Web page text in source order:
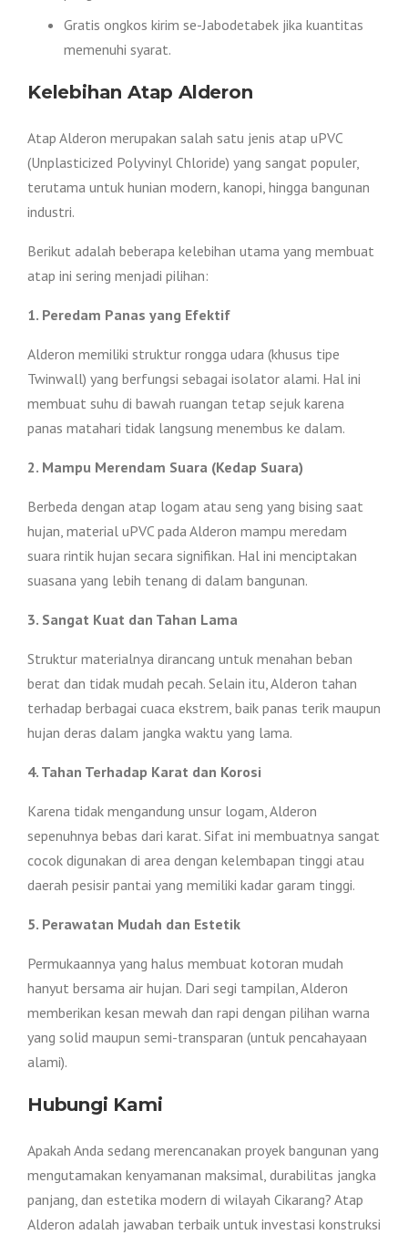
Gratis ongkos kirim se-Jabodetabek jika kuantitas
memenuhi syarat.
Kelebihan Atap Alderon
Atap Alderon merupakan salah satu jenis atap uPVC
(Unplasticized Polyvinyl Chloride) yang sangat populer,
terutama untuk hunian modern, kanopi, hingga bangunan
industri.
Berikut adalah beberapa kelebihan utama yang membuat
atap ini sering menjadi pilihan:
1. Peredam Panas yang Efektif
Alderon memiliki struktur rongga udara (khusus tipe
Twinwall) yang berfungsi sebagai isolator alami. Hal ini
membuat suhu di bawah ruangan tetap sejuk karena
panas matahari tidak langsung menembus ke dalam.
2. Mampu Merendam Suara (Kedap Suara)
Berbeda dengan atap logam atau seng yang bising saat
hujan, material uPVC pada Alderon mampu meredam
suara rintik hujan secara signifikan. Hal ini menciptakan
suasana yang lebih tenang di dalam bangunan.
3. Sangat Kuat dan Tahan Lama
Struktur materialnya dirancang untuk menahan beban
berat dan tidak mudah pecah. Selain itu, Alderon tahan
terhadap berbagai cuaca ekstrem, baik panas terik maupun
hujan deras dalam jangka waktu yang lama.
4. Tahan Terhadap Karat dan Korosi
Karena tidak mengandung unsur logam, Alderon
sepenuhnya bebas dari karat. Sifat ini membuatnya sangat
cocok digunakan di area dengan kelembapan tinggi atau
daerah pesisir pantai yang memiliki kadar garam tinggi.
5. Perawatan Mudah dan Estetik
Permukaannya yang halus membuat kotoran mudah
hanyut bersama air hujan. Dari segi tampilan, Alderon
memberikan kesan mewah dan rapi dengan pilihan warna
yang solid maupun semi-transparan (untuk pencahayaan
alami).
Hubungi Kami
Apakah Anda sedang merencanakan proyek bangunan yang
mengutamakan kenyamanan maksimal, durabilitas jangka
panjang, dan estetika modern di wilayah Cikarang? Atap
Alderon adalah jawaban terbaik untuk investasi konstruksi